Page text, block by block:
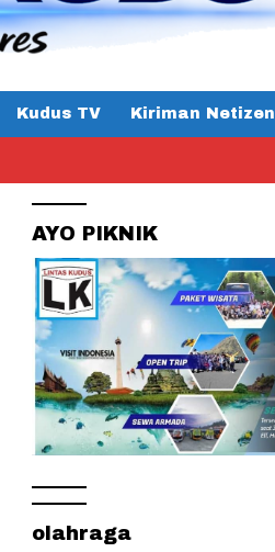
Kudus TV Kiriman Netizen
AYO PIKNIK
olahraga